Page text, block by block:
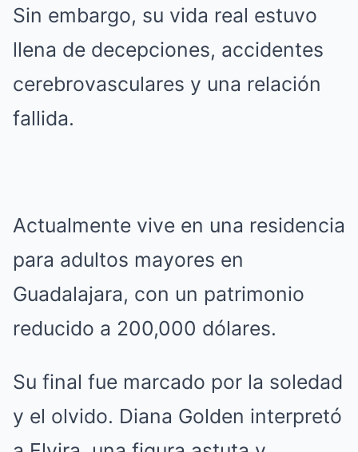
Sin embargo, su vida real estuvo
llena de decepciones, accidentes
cerebrovasculares y una relación
fallida.
Actualmente vive en una residencia
para adultos mayores en
Guadalajara, con un patrimonio
reducido a 200,000 dólares.
Su final fue marcado por la soledad
y el olvido. Diana Golden interpretó